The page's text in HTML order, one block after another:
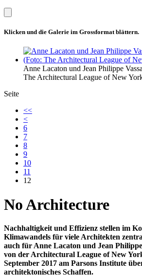
Klicken und die Galerie im Grossformat blättern.
Anne Lacaton und Jean Philippe
The Architectural League of New
Seite
<<
<
6
7
8
9
10
11
12
No Architecture
Nachhaltigkeit und Effizienz stellen im
Klimawandels für viele Architekten
auch für Anne Lacaton und Jean
von der Architectural League of New
September 2017 am Parsons Institute
architektonisches Schaffen.